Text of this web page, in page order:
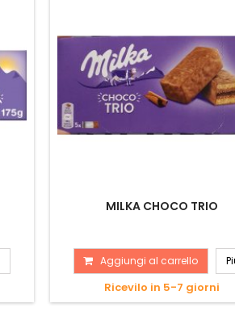
MILKA CHOCO TRIO
Aggiungi al carrello
Ricevilo in 5-7 giorni